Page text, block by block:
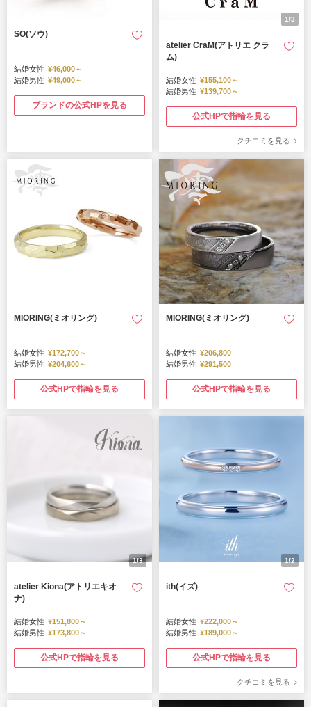
SO(ソウ)
結婚女性 ¥46,000～
結婚男性 ¥49,000～
ブランドの公式HPを見る
1/3
atelier CraM(アトリエ クラ
ム)
結婚女性 ¥155,100～
結婚男性 ¥139,700～
公式HPで指輪を見る
クチコミを見る
MIORING(ミオリング)
結婚女性 ¥172,700～
結婚男性 ¥204,600～
公式HPで指輪を見る
MIORING(ミオリング)
結婚女性 ¥206,800
結婚男性 ¥291,500
公式HPで指輪を見る
1/3
atelier Kiona(アトリエキオ
ナ)
結婚女性 ¥151,800～
結婚男性 ¥173,800～
公式HPで指輪を見る
1/2
ith(イズ)
結婚女性 ¥222,000～
結婚男性 ¥189,000～
公式HPで指輪を見る
クチコミを見る